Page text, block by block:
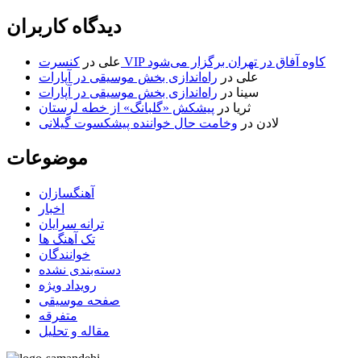
دیدگاه کاربران
علی در
کنسرت VIP کاوه آفاق در تهران برگزار می‌شود
علی در راه‌اندازی بخش موسیقی در آپارات
سینا در راه‌اندازی بخش موسیقی در آپارات
ثریا در پیشکش «گلبانگ» از خطه لرستان
لادن در وخامت حال خواننده پیشکسوت گیلانی
موضوعات
آهنگسازان
اخبار
ترانه سرایان
تک آهنگ ها
خوانندگان
دسته‌بندی نشده
رویداد ویژه
صفحه موسیقی
متفرقه
مقاله و تحلیل